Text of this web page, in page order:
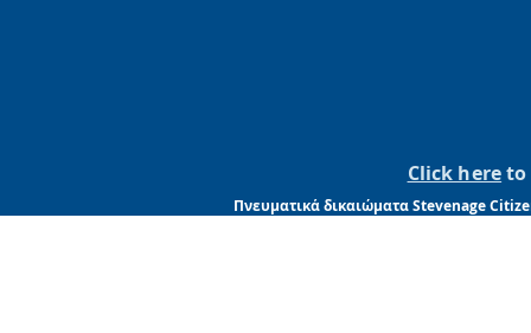
Click hereto
Πνευματικά δικαιώματα Stevenage